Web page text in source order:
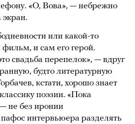
«О, Вова», — небрежно
экран.
или какой-то
и сам его герой.
свадьба перепелок», — вдруг
будто литературную
кстати, хорошо знает
поэзии. «Пока
не без иронии
интервьюера разделять